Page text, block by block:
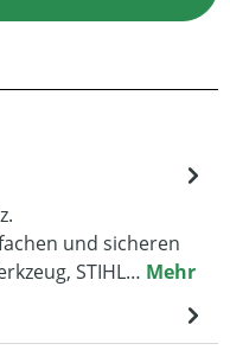
und sicheren
STIHL… Mehr